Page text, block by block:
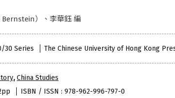
）、李華鈺 編
30 Series The Chinese University of Hong Kong
,China Studies
ISBN / ISSN : 978-962-996-797-0